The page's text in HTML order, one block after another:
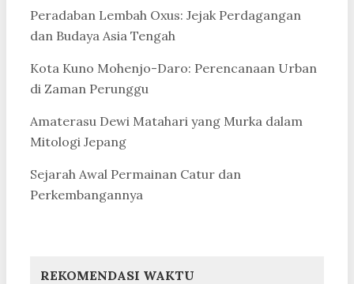
Peradaban Lembah Oxus: Jejak Perdagangan
dan Budaya Asia Tengah
Kota Kuno Mohenjo-Daro: Perencanaan Urban
di Zaman Perunggu
Amaterasu Dewi Matahari yang Murka dalam
Mitologi Jepang
Sejarah Awal Permainan Catur dan
Perkembangannya
REKOMENDASI WAKTU